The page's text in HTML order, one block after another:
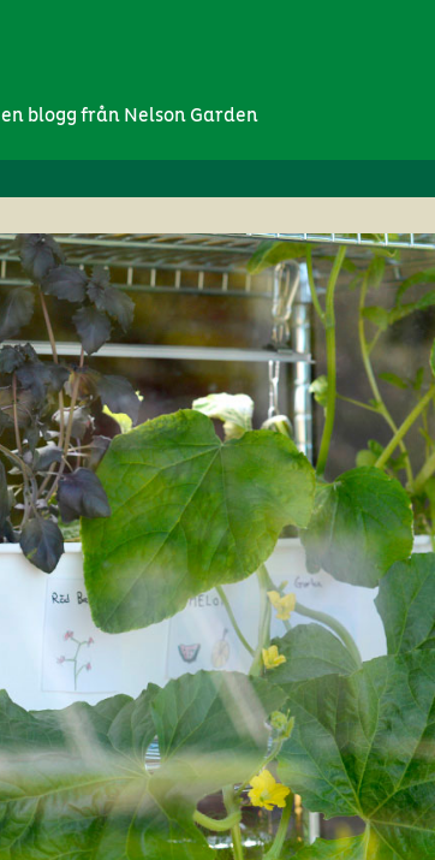
en blogg från Nelson Garden